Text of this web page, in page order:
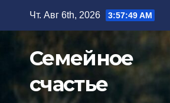
содержимому
Чт. Авг 6th, 2026 3:57:50 AM
Семейное
счастье